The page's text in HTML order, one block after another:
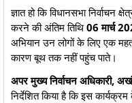
​ज्ञात हो कि विधानसभा निर्वाचन
करने की अंतिम तिथि 06 मार्च
अभियान उन लोगों के लिए एक
कारण बूथ तक नहीं पहुंच पाते।
अपर मुख्य निर्वाचन अधिकारी,
निर्देशित किया है कि इस